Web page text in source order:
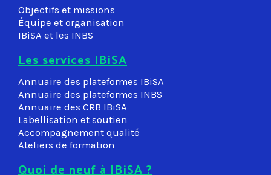
Objectifs et missions
Équipe et organisation
IBiSA et les INBS
Les services IBiSA
Annuaire des plateformes IBiSA
Annuaire des plateformes INBS
Annuaire des CRB IBiSA
Labellisation et soutien
Accompagnement qualité
Ateliers de formation
Quoi de neuf à IBiSA ?